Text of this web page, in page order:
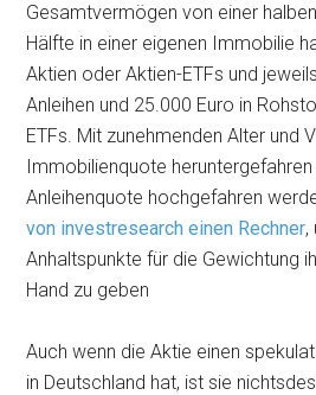
Gesamtvermögen von einer
Hälfte in einer eigenen Immobilie
Aktien oder Aktien-ETFs und
Anleihen und 25.000 Euro in
ETFs. Mit zunehmenden Alter und
Immobilienquote
Anleihenquote hochgefahren
von investresearch einen Rechner,
Anhaltspunkte für die Gewichtung
Hand zu geben
Auch wenn die Aktie einen
in Deutschland hat, ist sie